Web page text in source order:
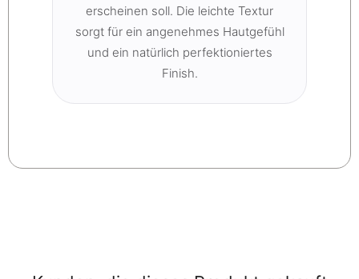
erscheinen soll. Die leichte Textur
sorgt für ein angenehmes Hautgefühl
und ein natürlich perfektioniertes
Finish.